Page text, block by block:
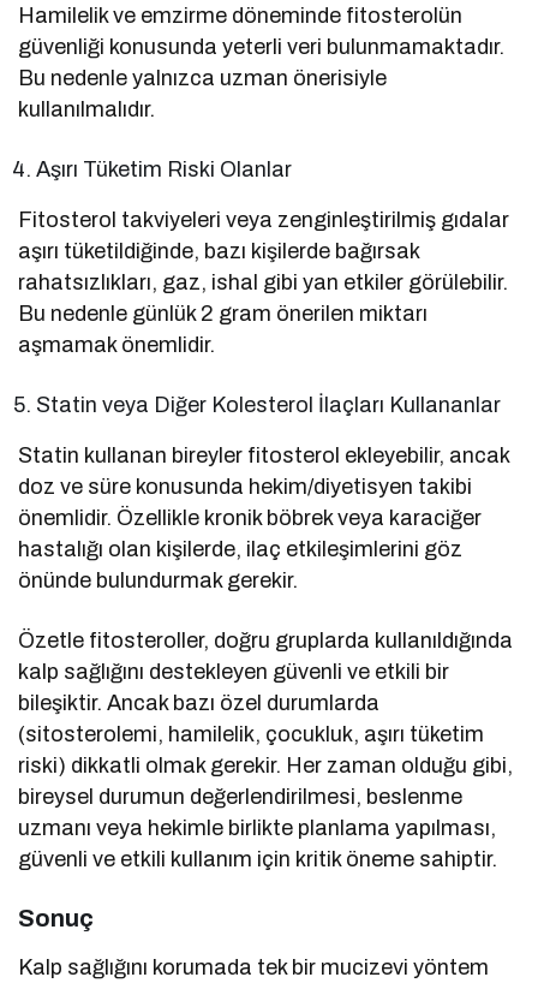
Hamilelik ve emzirme döneminde fitosterolün
güvenliği konusunda yeterli veri bulunmamaktadır.
Bu nedenle yalnızca uzman önerisiyle
kullanılmalıdır.
Aşırı Tüketim Riski Olanlar
Fitosterol takviyeleri veya zenginleştirilmiş gıdalar
aşırı tüketildiğinde, bazı kişilerde bağırsak
rahatsızlıkları, gaz, ishal gibi yan etkiler görülebilir.
Bu nedenle günlük 2 gram önerilen miktarı
aşmamak önemlidir.
Statin veya Diğer Kolesterol İlaçları Kullananlar
Statin kullanan bireyler fitosterol ekleyebilir, ancak
doz ve süre konusunda hekim/diyetisyen takibi
önemlidir. Özellikle kronik böbrek veya karaciğer
hastalığı olan kişilerde, ilaç etkileşimlerini göz
önünde bulundurmak gerekir.
Özetle fitosteroller, doğru gruplarda kullanıldığında
kalp sağlığını destekleyen güvenli ve etkili bir
bileşiktir. Ancak bazı özel durumlarda
(sitosterolemi, hamilelik, çocukluk, aşırı tüketim
riski) dikkatli olmak gerekir. Her zaman olduğu gibi,
bireysel durumun değerlendirilmesi, beslenme
uzmanı veya hekimle birlikte planlama yapılması,
güvenli ve etkili kullanım için kritik öneme sahiptir.
Sonuç
Kalp sağlığını korumada tek bir mucizevi yöntem